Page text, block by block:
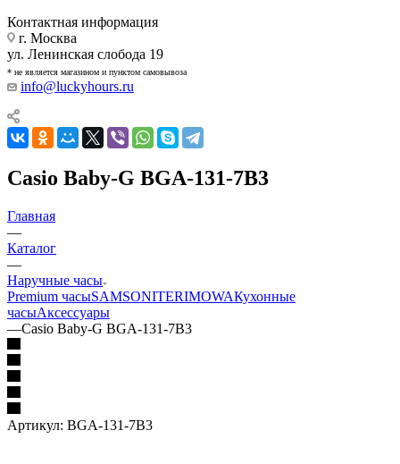
Контактная информация
г. Москва
ул. Ленинская слобода 19
* не является магазином и пунктом самовывоза
info@luckyhours.ru
Casio Baby-G BGA-131-7B3
Главная
—
Каталог
—
Наручные часы
Premium часыSAMSONITERIMOWAКухонные
часыАксессуары
—Casio Baby-G BGA-131-7B3
Артикул: BGA-131-7B3